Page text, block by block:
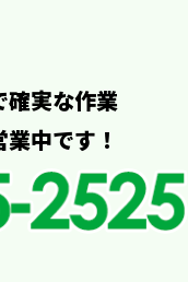
確実な作業
業中です！